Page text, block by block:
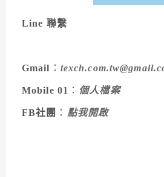
Line 聯繫
Gmail ：
Mobile 01 ： 個人檔案
FB社團 ： 點我開啟